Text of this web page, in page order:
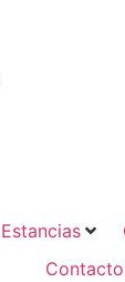
Estancias
Contacto